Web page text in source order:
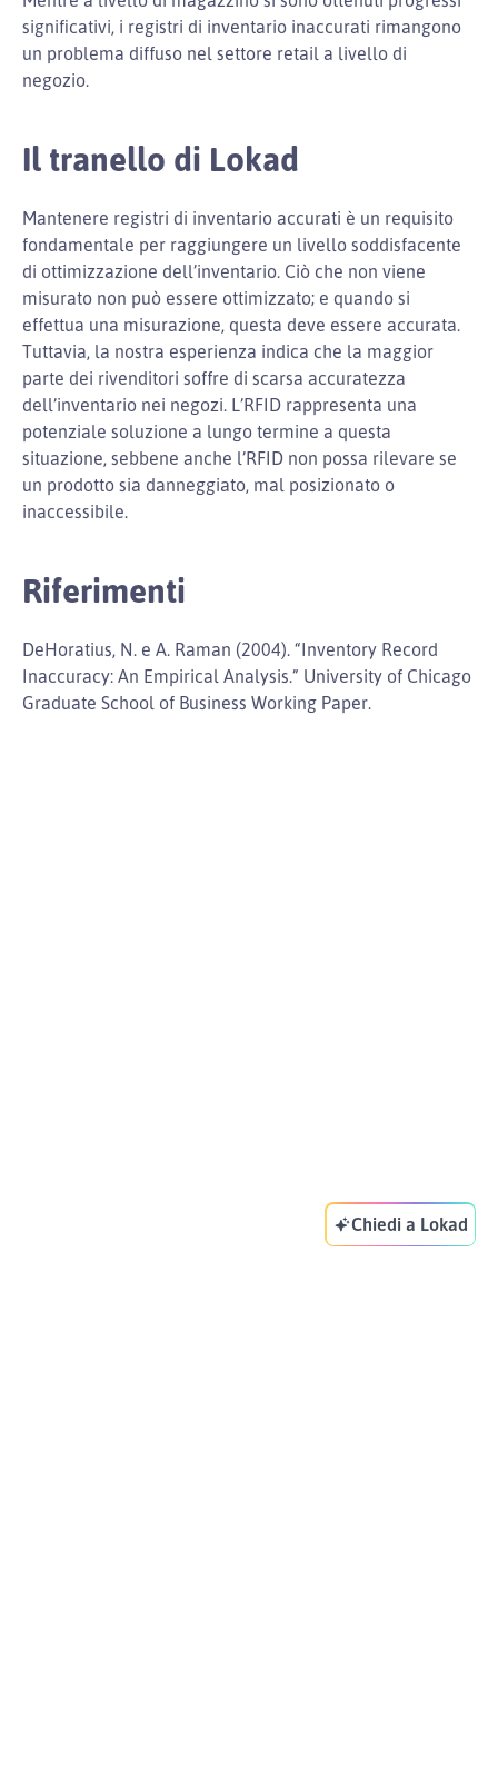
significativi, i registri di inventario inaccurati rimangono
un problema diffuso nel settore retail a livello di
negozio.
Il tranello di Lokad
Mantenere registri di inventario accurati è un requisito
fondamentale per raggiungere un livello soddisfacente
di ottimizzazione dell’inventario. Ciò che non viene
misurato non può essere ottimizzato; e quando si
effettua una misurazione, questa deve essere accurata.
Tuttavia, la nostra esperienza indica che la maggior
parte dei rivenditori soffre di scarsa accuratezza
dell’inventario nei negozi. L’RFID rappresenta una
potenziale soluzione a lungo termine a questa
situazione, sebbene anche l’RFID non possa rilevare se
un prodotto sia danneggiato, mal posizionato o
inaccessibile.
Riferimenti
DeHoratius, N. e A. Raman (2004). “Inventory Record
Inaccuracy: An Empirical Analysis.” University of Chicago
Graduate School of Business Working Paper.
Chiedi a Lokad